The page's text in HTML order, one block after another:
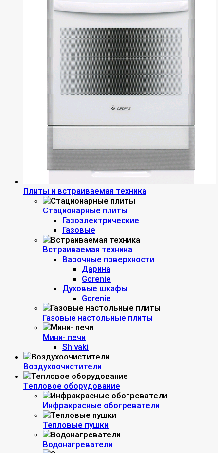
Плиты и встраиваемая техника
Стационарные плиты
Газоэлектрические
Газовые
Встраиваемая техника
Варочные поверхности
Дарина
Gorenie
Духовые шкафы
Gorenie
Газовые настольные плиты
Мини- печи
Shivaki
Воздухоочистители
Тепловое оборудование
Инфракрасные обогреватели
Тепловые пушки
Водонагреватели